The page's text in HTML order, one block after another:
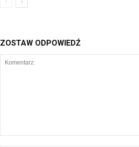
ZOSTAW ODPOWIEDŹ